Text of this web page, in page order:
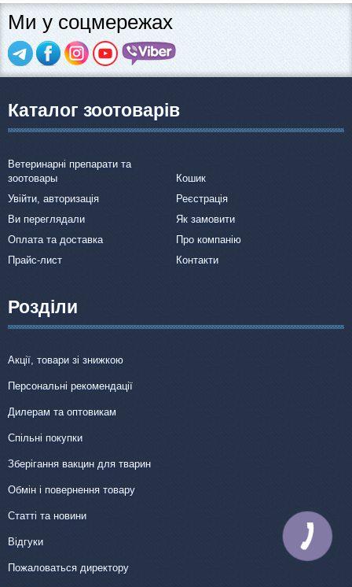
Ми у соцмережах
Каталог зоотоварів
Ветеринарні препарати та
зоотовары
Кошик
Увійти, авторизація
Реєстрація
Ви переглядали
Як замовити
Оплата та доставка
Про компанію
Прайс-лист
Контакти
Розділи
Акції, товари зі знижкою
Персональні рекомендації
Дилерам та оптовикам
Спільні покупки
Зберігання вакцин для тварин
Обмін і повернення товару
Статті та новини
Відгуки
Пожаловаться директору
КНОПКА
ЗВ'ЯЗКУ